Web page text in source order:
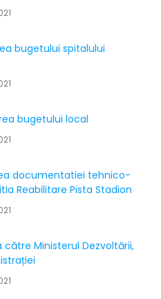
bugetului spitalului
bugetului local
documentatiei tehnico-
Reabilitare Pista Stadion
către Ministerul Dezvoltării,